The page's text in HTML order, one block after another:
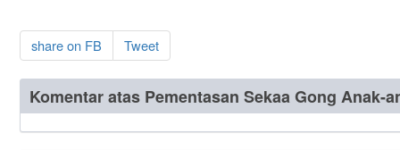
share on FB Tweet
Komentar atas Pementasan Sekaa Gong Anak-